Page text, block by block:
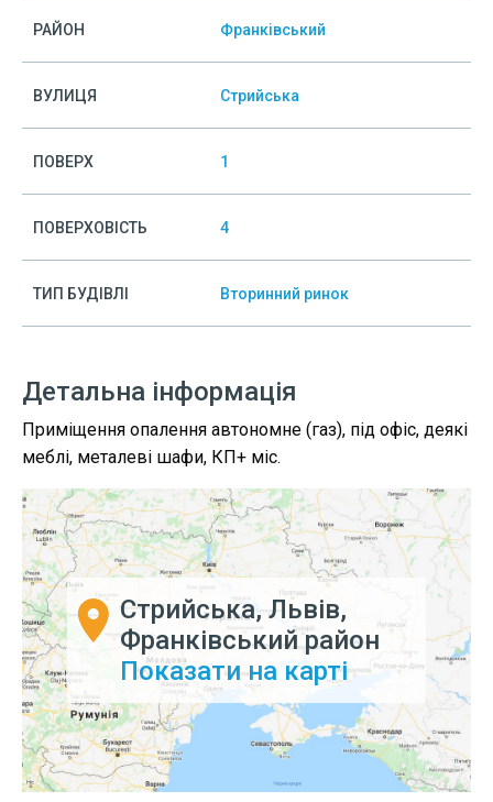
РАЙОН Франківський
ВУЛИЦЯ Стрийська
ПОВЕРХ 1
ПОВЕРХОВІСТЬ 4
ТИП БУДІВЛІ Вторинний ринок
Детальна інформація
Приміщення опалення автономне (газ), під офіс, деякі
меблі, металеві шафи, КП+ міс.
Стрийська, Львів,
Франківський район
Показати на карті